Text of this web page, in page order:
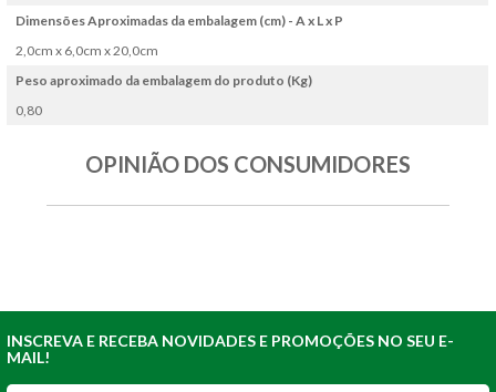
Dimensões Aproximadas da embalagem (cm) - A x L x P
2,0cm x 6,0cm x 20,0cm
Peso aproximado da embalagem do produto (Kg)
0,80
OPINIÃO DOS CONSUMIDORES
INSCREVA E RECEBA NOVIDADES E PROMOÇÕES NO SEU E-
MAIL!